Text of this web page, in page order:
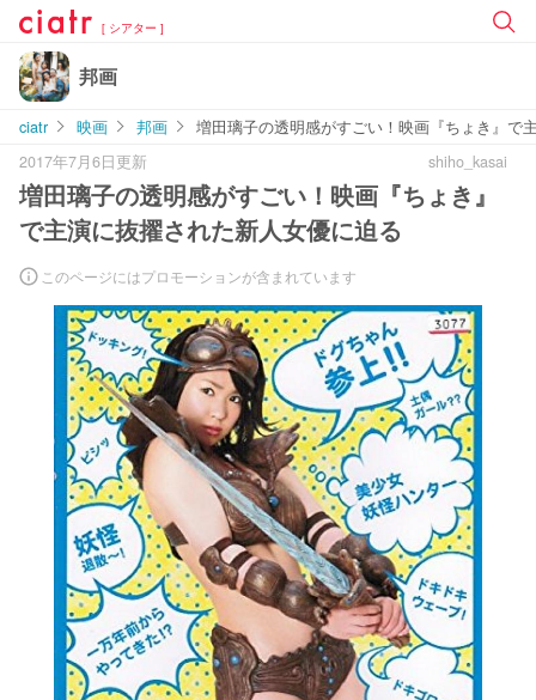
[ シアター ]
邦画
ciatr 映画 邦画
増田璃子の透明感がすごい！映画『ちょき』で
2017年7月6日更新
shiho_kasai
増田璃子の透明感がすごい！映画『ちょき』
で主演に抜擢された新人女優に迫る
このページにはプロモーションが含まれています